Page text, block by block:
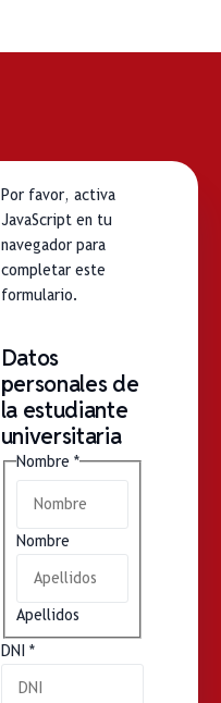
Por favor, activa
JavaScript en tu
navegador para
completar este
formulario.
Datos
personales de
la estudiante
universitaria
Nombre *
Nombre
Apellidos
DNI *